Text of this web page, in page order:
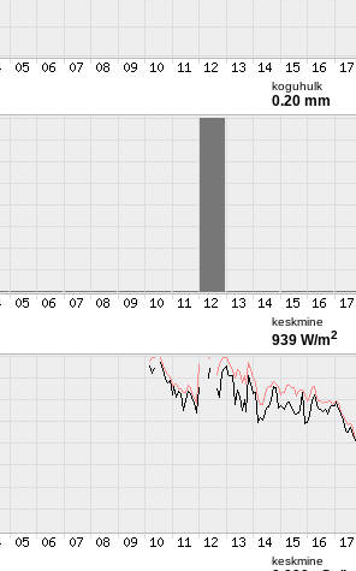
koguhulk
0.20 mm
keskmine
939 W/m2
keskmine